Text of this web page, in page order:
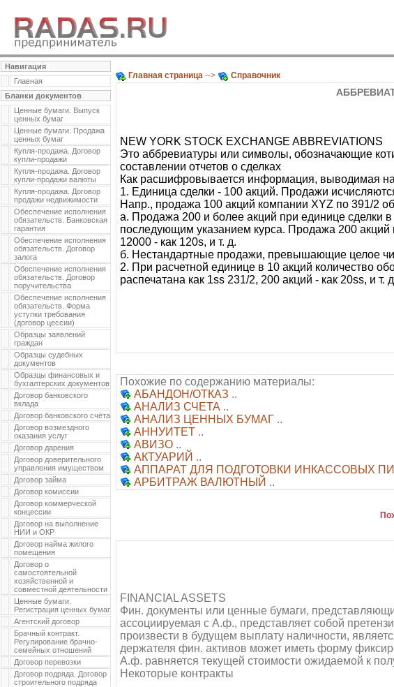
Навигация
Главная
Бланки документов
Ценные бумаги. Выпуск
ценных бумаг
Ценные бумаги. Продажа
ценных бумаг
Купля-продажа. Договор
купли-продажи
Купля-продажа. Договор
купли-продажи валюты
Купля-продажа. Договор
продажи недвижимости
Обеспечение исполнения
обязательств. Банковская
гарантия
Обеспечение исполнения
обязательств. Договор
залога
Обеспечение исполнения
обязательств. Договор
поручительства
Обеспечение исполнения
обязательств. Форма
уступки требования
(договор цессии)
Образцы заявлений
граждан
Образцы судебных
документов
Образцы финансовых и
бухгалтерских документов
Договор банковского
вклада
Договор банковского счёта
Договор возмездного
оказания услуг
Договор дарения
Договор доверительного
управления имуществом
Договор займа
Договор комиссии
Договор коммерческой
концессии
Договор на выполнение
НИИ и ОКР
Договор найма жилого
помещения
Договор о
самостоятельной
хозяйственной и
совместной деятельности
Ценные бумаги.
Регистрация ценных бумаг
Агентский договор
Брачный контракт.
Регулирование брачно-
семейных отношений
Договор перевозки
Договор подряда. Договор
строительного подряда
Главная страница --> Справочник
NEW YORK STOCK EXCHANGE ABBREVIATIONS
Это аббревиатуры или символы, обозначающие
составлении отчетов о сделках
Как расшифровывается информация, выводимая на
1. Единица сделки - 100 акций. Продажи
Напр., продажа 100 акций компании XYZ по 391/2
а. Продажа 200 и более акций при единице сделки
последующим указанием курса. Продажа 200 акций
12000 - как 120s, и т. д.
б. Нестандартные продажи, превышающие целое
2. При расчетной единице в 10 акций количество
распечатана как 1ss 231/2, 200 акций - как 20ss, и т.
Похожие по содержанию материалы:
АБАНДОН/ОТКАЗ ..
АНАЛИЗ СЧЕТА ..
АНАЛИЗ ЦЕННЫХ БУМАГ ..
АННУИТЕТ ..
АВИЗО ..
АКТУАРИЙ ..
АППАРАТ ДЛЯ ПОДГОТОВКИ ИНКАССОВЫХ
АРБИТРАЖ ВАЛЮТНЫЙ ..
FINANCIAL ASSETS
Фин. документы или ценные бумаги,
ассоциируемая с А.ф., представляет собой
произвести в будущем выплату наличности,
держателя фин. активов может иметь форму
А.ф. равняется текущей стоимости ожидаемой к
Некоторые контракты